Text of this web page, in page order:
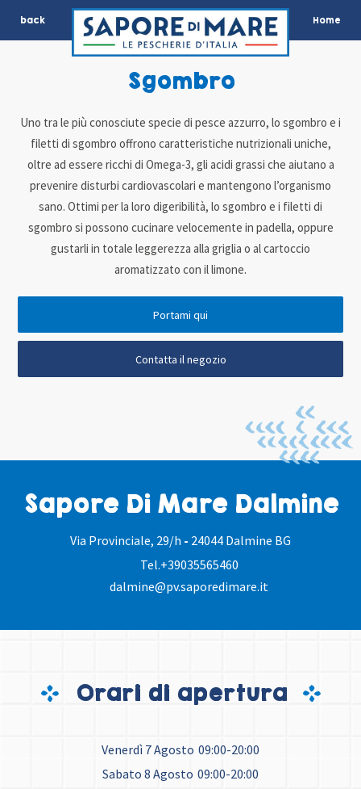
back Home
Sapore Di Mare Dalmine
Via Provinciale, 29/h - 24044 Dalmine BG
Tel.+39035565460
dalmine@pv.saporedimare.it
Sgombro
Uno tra le più conosciute specie di pesce azzurro, lo sgombro e i
filetti di sgombro offrono caratteristiche nutrizionali uniche,
oltre ad essere ricchi di Omega-3, gli acidi grassi che aiutano a
prevenire disturbi cardiovascolari e mantengono l’organismo
sano. Ottimi per la loro digeribilità, lo sgombro e i filetti di
sgombro si possono cucinare velocemente in padella, oppure
gustarli in totale leggerezza alla griglia o al cartoccio
aromatizzato con il limone.
Portami qui
Contatta il negozio
Orari di apertura
Venerdì 7 Agosto 09:00-20:00
Sabato 8 Agosto 09:00-20:00